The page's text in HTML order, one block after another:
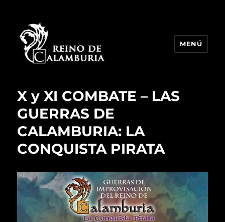
MENÚ
X y XI COMBATE – LAS
GUERRAS DE
CALAMBURIA: LA
CONQUISTA PIRATA